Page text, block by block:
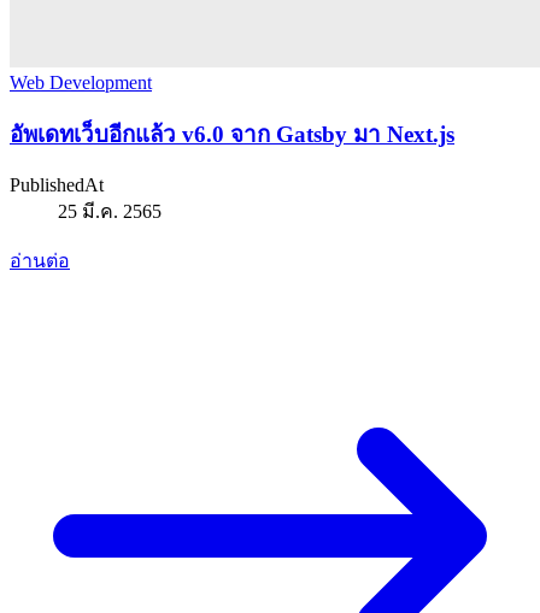
Web Development
อัพเดทเว็บอีกแล้ว v6.0 จาก Gatsby มา Next.js
PublishedAt
25 มี.ค. 2565
อ่านต่อ